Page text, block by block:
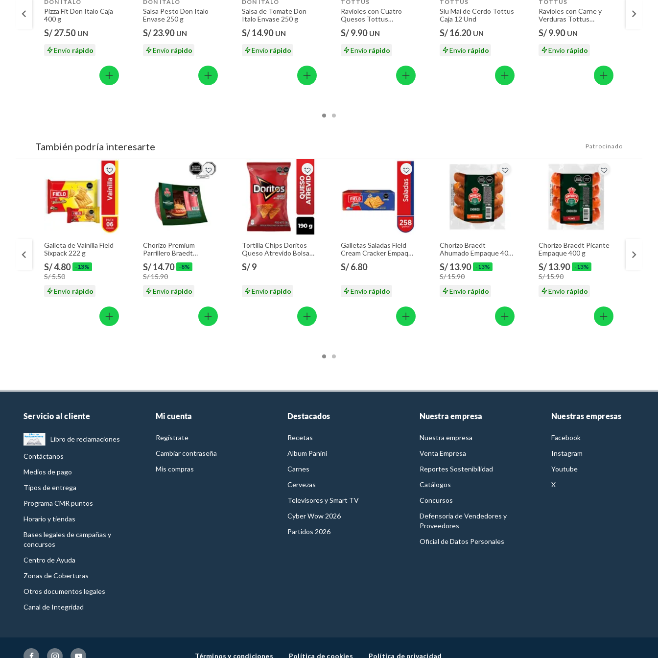
DON ITALO
Pizza Fit Don Italo Caja
400 g
S/ 27.50 UN
Envío rápido
DON ITALO
Salsa Pesto Don Italo
Envase 250 g
S/ 23.90 UN
Envío rápido
DON ITALO
Salsa de Tomate Don
Italo Envase 250 g
S/ 14.90 UN
Envío rápido
TOTTUS
Ravioles con Cuatro
Quesos Tottus
S/ 9.90 UN
Envío rápido
TOTTUS
Siu Mai de Cerdo Tottus
Caja 12 Und
S/ 16.20 UN
Envío rápido
TOTTUS
Ravioles con Carne y
Verduras Tottus
S/ 9.90 UN
Envío rápido
También podría interesarte Patrocinado
Galleta de Vainilla Field
Sixpack 222 g
S/ 4.80 -13%
S/ 5.50
Envío rápido
Chorizo Premium
Parrillero Braedt
Empaque 500 g
S/ 14.70 -8%
S/ 15.90
Envío rápido
Tortilla Chips Doritos
Queso Atrevido Bolsa
S/ 9
Envío rápido
Galletas Saladas Field
Cream Cracker Empaque
S/ 6.80
Envío rápido
Chorizo Braedt
Ahumado Empaque 400
S/ 13.90 -13%
S/ 15.90
Envío rápido
Chorizo Braedt Picante
Empaque 400 g
S/ 13.90 -13%
S/ 15.90
Envío rápido
Servicio al cliente
Libro de reclamaciones
Contáctanos
Medios de pago
Tipos de entrega
Programa CMR puntos
Horario y tiendas
Bases legales de campañas y
concursos
Centro de Ayuda
Zonas de Coberturas
Otros documentos legales
Canal de Integridad
Mi cuenta
Regístrate
Cambiar contraseña
Mis compras
Destacados
Recetas
Album Panini
Carnes
Cervezas
Televisores y Smart TV
Cyber Wow 2026
Partidos 2026
Nuestra empresa
Nuestra empresa
Venta Empresa
Reportes Sostenibilidad
Catálogos
Concursos
Defensoría de Vendedores y
Proveedores
Oficial de Datos Personales
Nuestras empresas
Facebook
Instagram
Youtube
X
Términos y condiciones Política de cookies Política de privacidad